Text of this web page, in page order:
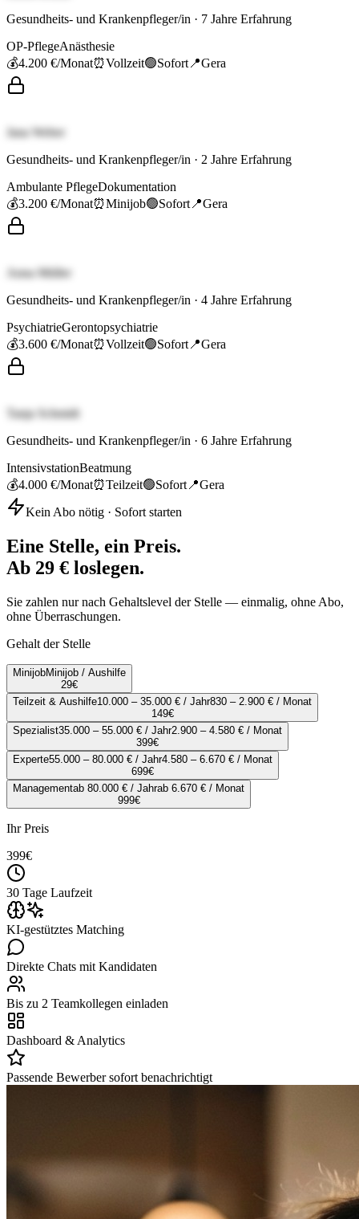
Gesundheits- und Krankenpfleger/in · 7 Jahre Erfahrung
OP-PflegeAnästhesie
💰4.200 €/Monat⏰Vollzeit🟢Sofort 📍Gera
Jana Weber
Gesundheits- und Krankenpfleger/in · 2 Jahre Erfahrung
Ambulante PflegeDokumentation
💰3.200 €/Monat⏰Minijob🟢Sofort 📍Gera
Anna Müller
Gesundheits- und Krankenpfleger/in · 4 Jahre Erfahrung
PsychiatrieGerontopsychiatrie
💰3.600 €/Monat⏰Vollzeit🟢Sofort 📍Gera
Tanja Schmidt
Gesundheits- und Krankenpfleger/in · 6 Jahre Erfahrung
IntensivstationBeatmung
💰4.000 €/Monat⏰Teilzeit🟢Sofort 📍Gera
Kein Abo nötig · Sofort starten
Eine Stelle, ein Preis.
Ab 29 € loslegen.
Sie zahlen nur nach Gehaltslevel der Stelle — einmalig, ohne Abo,
ohne Überraschungen.
Gehalt der Stelle
MinijobMinijob / Aushilfe
29€
Teilzeit & Aushilfe10.000 – 35.000 € / Jahr830 – 2.900 € / Monat
149€
Spezialist35.000 – 55.000 € / Jahr2.900 – 4.580 € / Monat
399€
Experte55.000 – 80.000 € / Jahr4.580 – 6.670 € / Monat
699€
Managementab 80.000 € / Jahrab 6.670 € / Monat
999€
Ihr Preis
399€
30 Tage Laufzeit
KI-gestütztes Matching
Direkte Chats mit Kandidaten
Bis zu 2 Teamkollegen einladen
Dashboard & Analytics
Passende Bewerber sofort benachrichtigt